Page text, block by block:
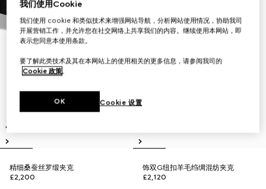
精细桑蚕丝罗缎夹克
£2,200
饰双G纽扣羊毛绉绸混纺夹克
£2,120
我们使用Cookie
我们使用 cookie 和类似技术来增强网站导航，分析网站使用情况，协助我司
开展营销工作，并允许您在社交网络上共享我们的内容。继续使用本网站，即
表示您同意本使用条款。
要了解此类技术及其在本网站上的使用相关的更多信息，请参阅我司的
Cookie 政策。
Cookie 设置
OK